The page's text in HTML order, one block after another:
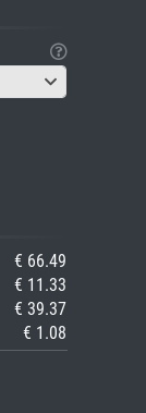
€ 66.49
€ 11.33
€ 39.37
€ 1.08